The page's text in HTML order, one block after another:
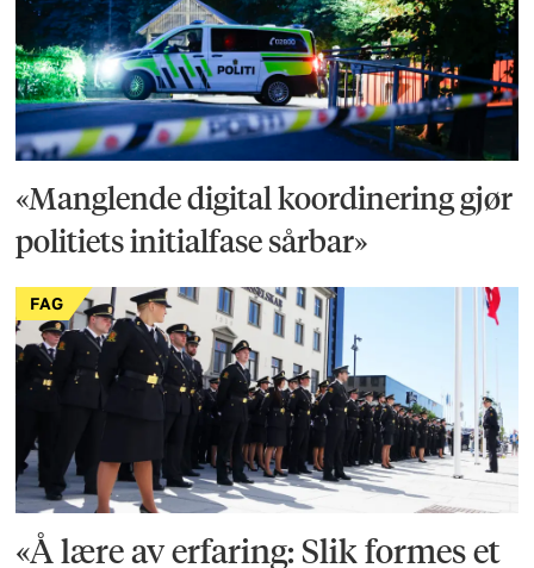
«Manglende digital koordinering gjør
politiets initialfase sårbar»
FAG
«Å lære av erfaring: Slik formes et